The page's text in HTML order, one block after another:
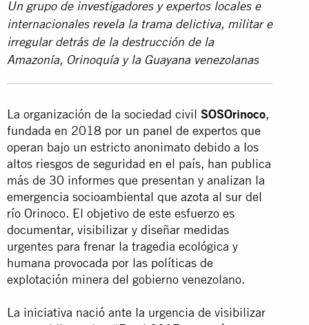
Un grupo de investigadores y expertos locales e
internacionales revela la trama delictiva, militar e
irregular detrás de la destrucción de la
Amazonía, Orinoquía y la Guayana venezolanas
La organización de la sociedad civil SOSOrinoco,
fundada en 2018 por un panel de expertos que
operan bajo un estricto anonimato debido a los
altos riesgos de seguridad en el país, han publica
más de 30 informes que presentan y analizan la
emergencia socioambiental que azota al sur del
río Orinoco. El objetivo de este esfuerzo es
documentar, visibilizar y diseñar medidas
urgentes para frenar la tragedia ecológica y
humana provocada por las políticas de
explotación minera del gobierno venezolano.
La iniciativa nació ante la urgencia de visibilizar